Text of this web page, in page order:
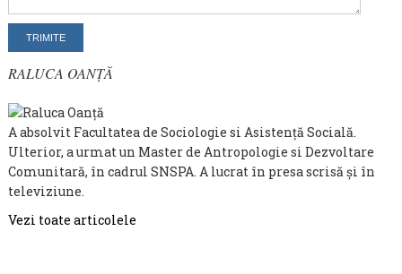
RALUCA OANȚĂ
A absolvit Facultatea de Sociologie si Asistenţă Socială.
Ulterior, a urmat un Master de Antropologie si Dezvoltare
Comunitară, în cadrul SNSPA. A lucrat în presa scrisă şi în
televiziune.
Vezi toate articolele